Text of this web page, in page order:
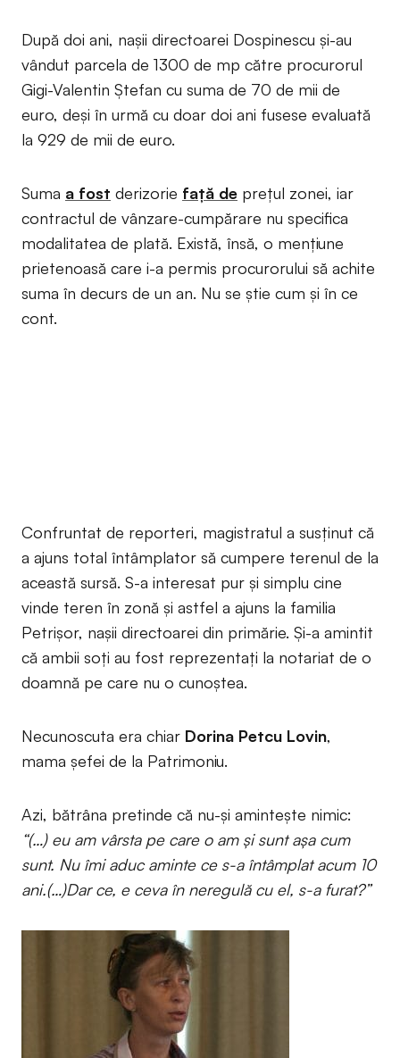
După doi ani, nașii directoarei Dospinescu și-au
vândut parcela de 1300 de mp către procurorul
Gigi-Valentin Ștefan cu suma de 70 de mii de
euro, deși în urmă cu doar doi ani fusese evaluată
la 929 de mii de euro.
Suma a fost derizorie față de prețul zonei, iar
contractul de vânzare-cumpărare nu specifica
modalitatea de plată. Există, însă, o mențiune
prietenoasă care i-a permis procurorului să achite
suma în decurs de un an. Nu se știe cum și în ce
cont.
Confruntat de reporteri, magistratul a susținut că
a ajuns total întâmplator să cumpere terenul de la
această sursă. S-a interesat pur și simplu cine
vinde teren în zonă și astfel a ajuns la familia
Petrișor, nașii directoarei din primărie. Și-a amintit
că ambii soți au fost reprezentați la notariat de o
doamnă pe care nu o cunoștea.
Necunoscuta era chiar Dorina Petcu Lovin,
mama șefei de la Patrimoniu.
Azi, bătrâna pretinde că nu-și amintește nimic:
“(…) eu am vârsta pe care o am și sunt așa cum
sunt. Nu îmi aduc aminte ce s-a întâmplat acum 10
ani.(…)Dar ce, e ceva în neregulă cu el, s-a furat?”